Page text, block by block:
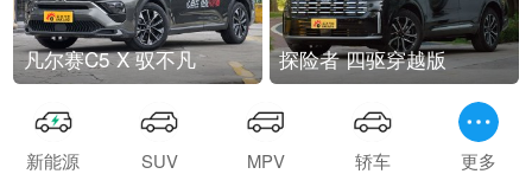
凡尔赛C5 X 驭不凡 探险者 四驱穿越版
新能源 SUV MPV 轿车 更多